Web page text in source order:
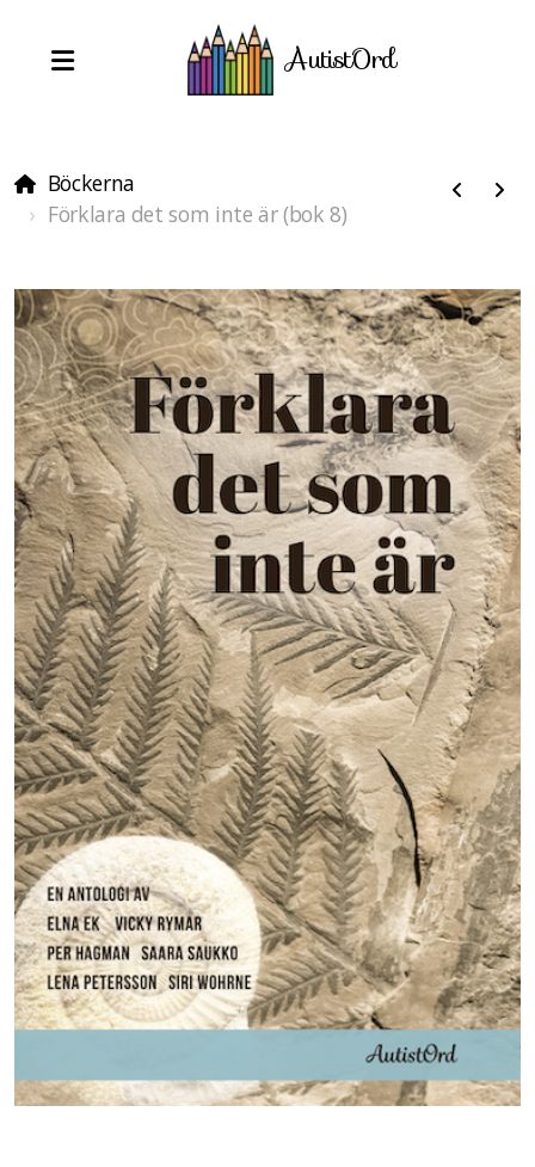
AutistOrd
Böckerna
Förklara det som inte är (bok 8)
Öppen skrivträff
Intresseanmälan